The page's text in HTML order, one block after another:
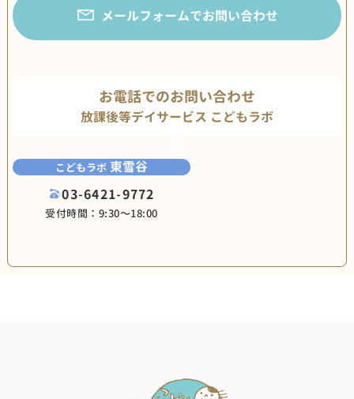
メールフォームでお問い合わせ
お電話でのお問い合わせ
放課後等デイサービス こどもラボ
こどもラボ 東雪谷
03-6421-9772
受付時間：9:30〜18:00